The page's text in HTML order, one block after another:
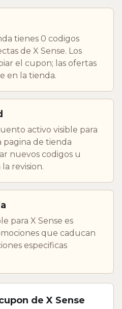
tienes 0 codigos
de X Sense. Los
el cupon; las ofertas
en la tienda.
activo visible para
pagina de tienda
nuevos codigos u
revision.
para X Sense es
que caducan
especificas
de X Sense